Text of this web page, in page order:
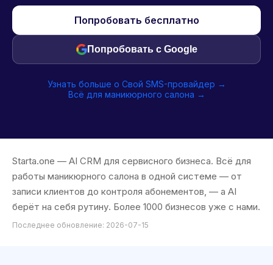
Попробовать бесплатно
Попробовать с Google
Узнать больше о Свой SMS-провайдер →
Всё для маникюрного салона →
Starta.one — AI CRM для сервисного бизнеса. Всё для
работы маникюрного салона в одной системе — от
записи клиентов до контроля абонементов, — а AI
берёт на себя рутину. Более 1000 бизнесов уже с нами.
Последнее обновление: 2026-07-15